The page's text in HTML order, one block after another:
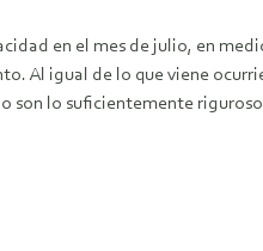
en el mes de julio, en
Al igual de lo que viene
son lo suficientemente